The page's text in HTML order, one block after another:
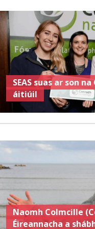
SEAS suas ar son
áitiúil
Naomh Colmcille
Éireannacha a